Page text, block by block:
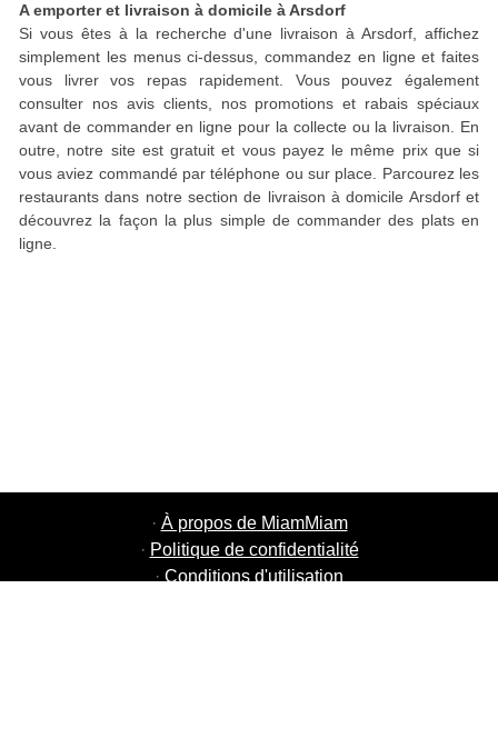
A emporter et livraison à domicile à Arsdorf
Si vous êtes à la recherche d'une livraison à Arsdorf, affichez
simplement les menus ci-dessus, commandez en ligne et faites
vous livrer vos repas rapidement. Vous pouvez également
consulter nos avis clients, nos promotions et rabais spéciaux
avant de commander en ligne pour la collecte ou la livraison. En
outre, notre site est gratuit et vous payez le même prix que si
vous aviez commandé par téléphone ou sur place. Parcourez les
restaurants dans notre section de livraison à domicile Arsdorf et
découvrez la façon la plus simple de commander des plats en
ligne.
· À propos de MiamMiam
· Politique de confidentialité
· Conditions d'utilisation